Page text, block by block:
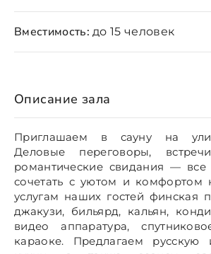
Вместимость: до 15 человек
Описание зала
Приглашаем в сауну на
Деловые переговоры,
романтические свидания —
сочетать с уютом и комфортом
услугам наших гостей финская
джакузи, бильярд, кальян,
видео аппаратура,
караоке. Предлагаем русскую